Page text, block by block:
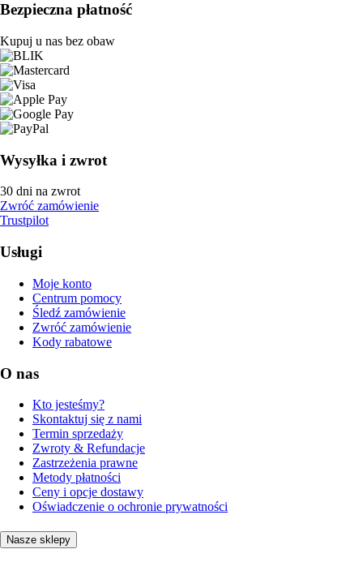
Bezpieczna płatność
Kupuj u nas bez obaw
Wysyłka i zwrot
30 dni na zwrot
Zwróć zamówienie
Trustpilot
Usługi
Moje konto
Centrum pomocy
Śledź zamówienie
Zwróć zamówienie
Kody rabatowe
O nas
Kto jesteśmy?
Skontaktuj się z nami
Termin sprzedaży
Zwroty & Refundacje
Zastrzeżenia prawne
Metody płatności
Ceny i opcje dostawy
Oświadczenie o ochronie prywatności
Nasze sklepy